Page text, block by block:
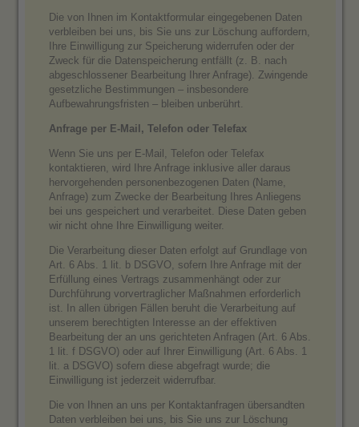
Die von Ihnen im Kontaktformular eingegebenen Daten
verbleiben bei uns, bis Sie uns zur Löschung auffordern,
Ihre Einwilligung zur Speicherung widerrufen oder der
Zweck für die Datenspeicherung entfällt (z. B. nach
abgeschlossener Bearbeitung Ihrer Anfrage). Zwingende
gesetzliche Bestimmungen – insbesondere
Aufbewahrungsfristen – bleiben unberührt.
Anfrage per E-Mail, Telefon oder Telefax
Wenn Sie uns per E-Mail, Telefon oder Telefax
kontaktieren, wird Ihre Anfrage inklusive aller daraus
hervorgehenden personenbezogenen Daten (Name,
Anfrage) zum Zwecke der Bearbeitung Ihres Anliegens
bei uns gespeichert und verarbeitet. Diese Daten geben
wir nicht ohne Ihre Einwilligung weiter.
Die Verarbeitung dieser Daten erfolgt auf Grundlage von
Art. 6 Abs. 1 lit. b DSGVO, sofern Ihre Anfrage mit der
Erfüllung eines Vertrags zusammenhängt oder zur
Durchführung vorvertraglicher Maßnahmen erforderlich
ist. In allen übrigen Fällen beruht die Verarbeitung auf
unserem berechtigten Interesse an der effektiven
Bearbeitung der an uns gerichteten Anfragen (Art. 6 Abs.
1 lit. f DSGVO) oder auf Ihrer Einwilligung (Art. 6 Abs. 1
lit. a DSGVO) sofern diese abgefragt wurde; die
Einwilligung ist jederzeit widerrufbar.
Die von Ihnen an uns per Kontaktanfragen übersandten
Daten verbleiben bei uns, bis Sie uns zur Löschung